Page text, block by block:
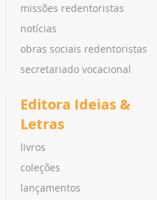
missões redentoristas
notícias
obras sociais redentoristas
secretariado vocacional
Editora Ideias &
Letras
livros
coleções
lançamentos